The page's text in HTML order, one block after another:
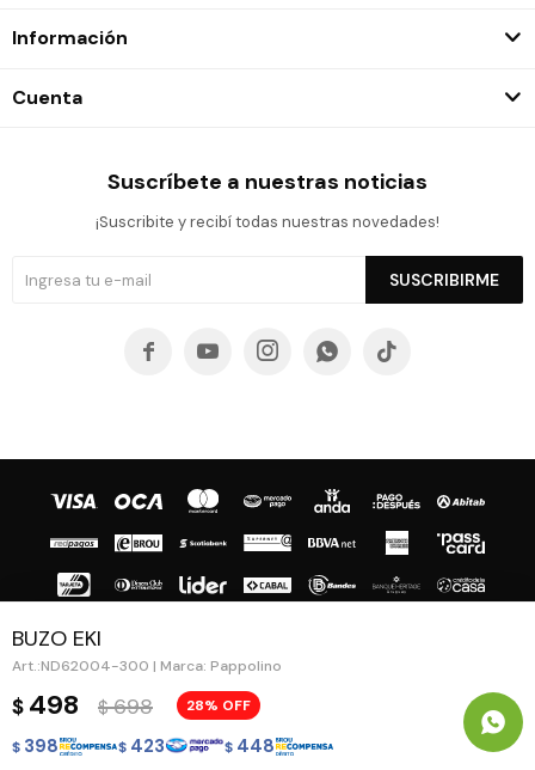
BUZO EKI
ND62004-300 | Marca: Pappolino
$ 498 $ 698 28
$ 398 $ 423 $ 448
Información
Cuenta
Suscríbete a nuestras noticias
¡Suscribite y recibí todas nuestras novedades!
SUSCRIBIRME
    